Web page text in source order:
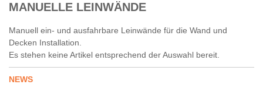
MANUELLE LEINWÄNDE
Manuell ein- und ausfahrbare Leinwände für die Wand und
Decken Installation.
Es stehen keine Artikel entsprechend der Auswahl bereit.
NEWS